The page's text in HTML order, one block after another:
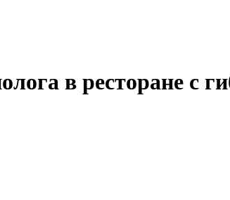
в ресторане с